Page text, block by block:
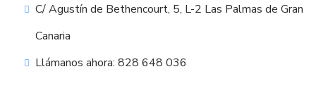
C/ Agustín de Bethencourt, 5, L-2 Las Palmas de Gran
Canaria
Llámanos ahora: 828 648 036